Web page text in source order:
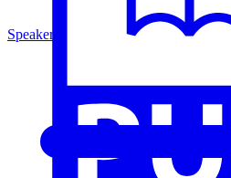
Speakers